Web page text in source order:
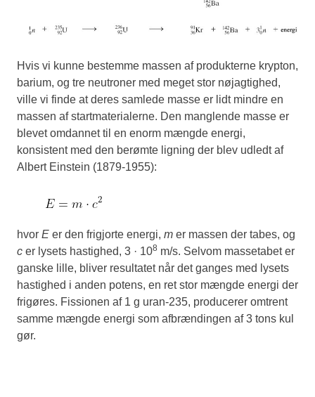
Hvis vi kunne bestemme massen af produkterne krypton,
barium, og tre neutroner med meget stor nøjagtighed,
ville vi finde at deres samlede masse er lidt mindre en
massen af startmaterialerne. Den manglende masse er
blevet omdannet til en enorm mængde energi,
konsistent med den berømte ligning der blev udledt af
Albert Einstein (1879-1955):
hvor E er den frigjorte energi, m er massen der tabes, og
c er lysets hastighed, 3 · 108 m/s. Selvom massetabet er
ganske lille, bliver resultatet når det ganges med lysets
hastighed i anden potens, en ret stor mængde energi der
frigøres. Fissionen af 1 g uran-235, producerer omtrent
samme mængde energi som afbrændingen af 3 tons kul
gør.